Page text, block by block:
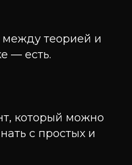
теорией и
— есть.
который можно
с простых и